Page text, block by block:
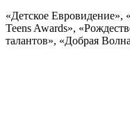
«Детское Евровидение»,
Teens Awards»,
талантов», «Добрая